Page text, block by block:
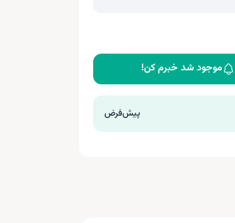
موجود شد خبرم کن!
پیش‌فرض